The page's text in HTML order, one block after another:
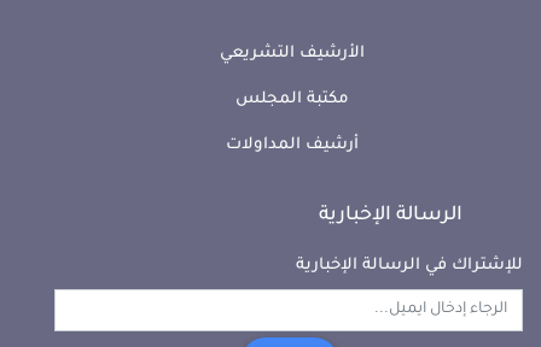
الأرشيف التشريعي
مكتبة المجلس
أرشيف المداولات
الرسالة الإخبارية
للإشتراك في الرسالة الإخبارية